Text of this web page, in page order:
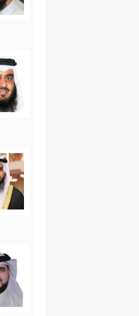
2- إن كلَّ مكلَّفٍ مسؤول عن سلوكه وعمله خيرًا أو شرًّا